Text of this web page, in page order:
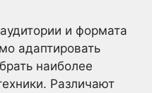
и формата
адаптировать
наиболее
Различают